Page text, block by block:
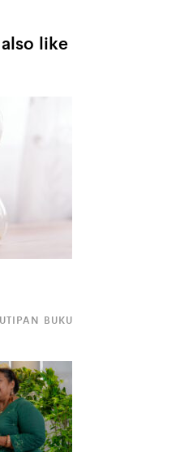
like
BUKU